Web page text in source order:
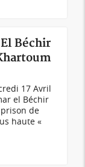
Béchir
17 Avril
el Béchir
de
haute «